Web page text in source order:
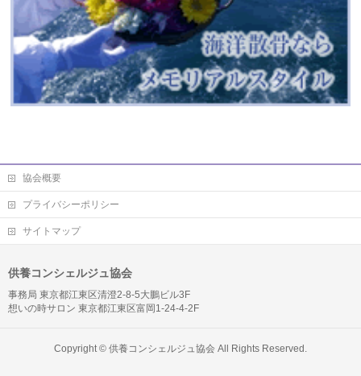
協会概要
プライバシーポリシー
サイトマップ
供養コンシェルジュ協会
事務局 東京都江東区清澄2-8-5大鵬ビル3F
想いの時サロン 東京都江東区富岡1-24-4-2F
Copyright © 供養コンシェルジュ協会All Rights Reserved.